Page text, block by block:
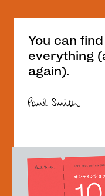
You can
everything
again).